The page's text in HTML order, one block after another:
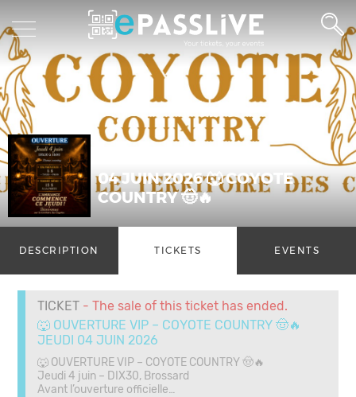
04 JUIN 2026 🐺 COYOTE
COUNTRY 🤠🔥
DESCRIPTION TICKETS EVENTS
TICKET - The sale of this ticket has ended.
🐺 OUVERTURE VIP – COYOTE COUNTRY 🤠🔥
JEUDI 04 JUIN 2026
🐺 OUVERTURE VIP – COYOTE COUNTRY 🤠🔥
Jeudi 4 juin – DIX30, Brossard
Avant l’ouverture officielle…